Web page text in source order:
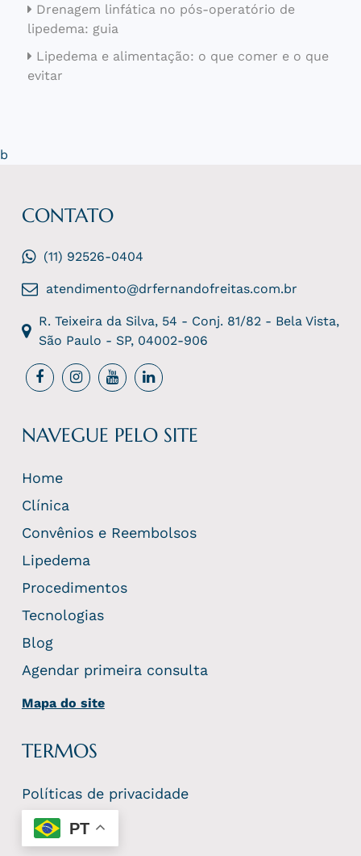
Drenagem linfática no pós-operatório de
lipedema: guia
Lipedema e alimentação: o que comer e o que
evitar
b
CONTATO
(11) 92526-0404
atendimento@drfernandofreitas.com.br
R. Teixeira da Silva, 54 - Conj. 81/82 - Bela Vista,
São Paulo - SP, 04002-906
NAVEGUE PELO SITE
Home
Clínica
Convênios e Reembolsos
Lipedema
Procedimentos
Tecnologias
Blog
Agendar primeira consulta
Mapa do site
TERMOS
Políticas de privacidade
PT